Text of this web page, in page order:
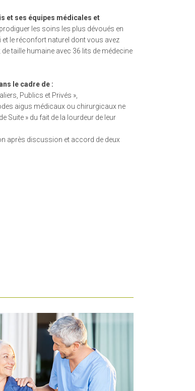
et ses équipes médicales et
les soins les plus dévoués en
le réconfort naturel dont vous avez
taille humaine avec 36 lits de médecine
le cadre de :
Publics et Privés »,
aigus médicaux ou chirurgicaux ne
Suite » du fait de la lourdeur de leur
après discussion et accord de deux